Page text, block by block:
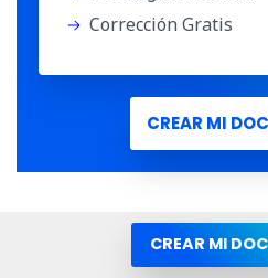
Corrección Gratis
CREAR MI
Otros nombres para
CREAR MI